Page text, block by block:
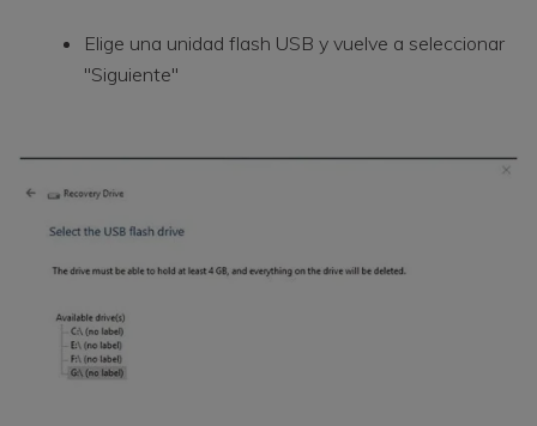
Elige una unidad flash USB y vuelve a seleccionar
"Siguiente"